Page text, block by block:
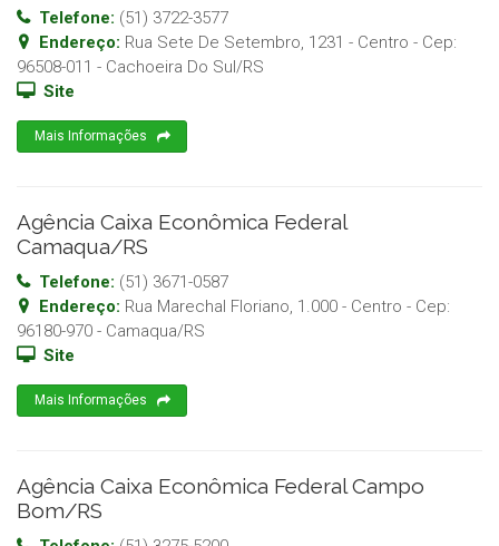
Telefone: (51) 3722-3577
Endereço: Rua Sete De Setembro, 1231 - Centro - Cep:
96508-011 - Cachoeira Do Sul/RS
Site
Mais Informações
Agência Caixa Econômica Federal
Camaqua/RS
Telefone: (51) 3671-0587
Endereço: Rua Marechal Floriano, 1.000 - Centro - Cep:
96180-970 - Camaqua/RS
Site
Mais Informações
Agência Caixa Econômica Federal Campo
Bom/RS